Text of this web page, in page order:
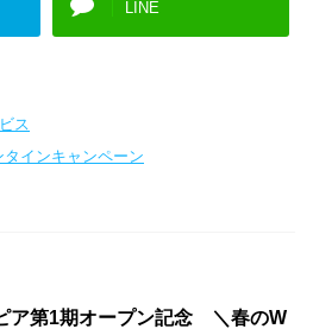
LINE
ス
インキャンペーン
ア第1期オープン記念 ＼春のW